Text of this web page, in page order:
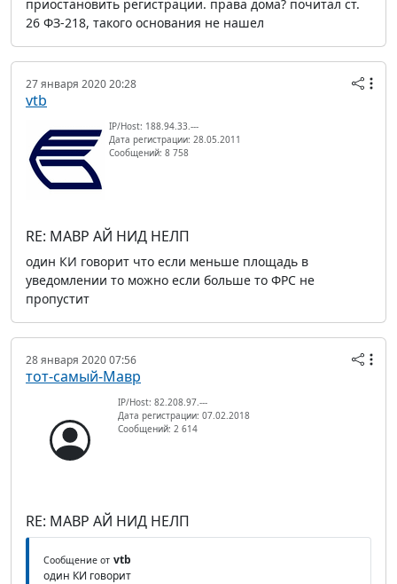
приостановить регистрации. права дома? почитал ст.
26 ФЗ-218, такого основания не нашел
27 января 2020 20:28
vtb
IP/Host: 188.94.33.---
Дата регистрации: 28.05.2011
Сообщений: 8 758
RE: МАВР АЙ НИД НЕЛП
один КИ говорит что если меньше площадь в
уведомлении то можно если больше то ФРС не
пропустит
28 января 2020 07:56
тот-самый-Мавр
IP/Host: 82.208.97.---
Дата регистрации: 07.02.2018
Сообщений: 2 614
RE: МАВР АЙ НИД НЕЛП
Сообщение от vtb
один КИ говорит